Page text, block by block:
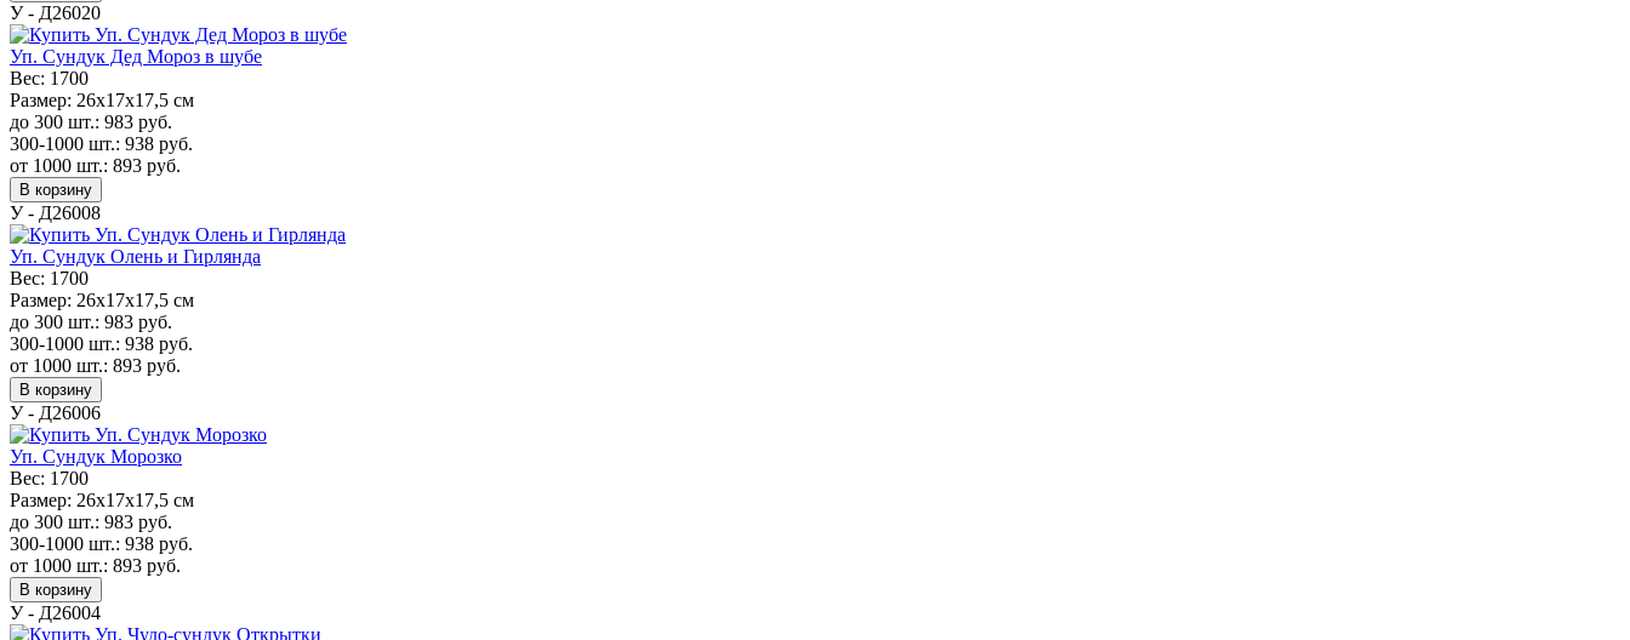
У - Д26020
Уп. Сундук Дед Мороз в шубе
Вес: 1700
Размер: 26х17х17,5 см
до 300 шт.: 983 руб.
300-1000 шт.: 938 руб.
от 1000 шт.: 893 руб.
В корзину
У - Д26008
Уп. Сундук Олень и Гирлянда
Вес: 1700
Размер: 26х17х17,5 см
до 300 шт.: 983 руб.
300-1000 шт.: 938 руб.
от 1000 шт.: 893 руб.
В корзину
У - Д26006
Уп. Сундук Морозко
Вес: 1700
Размер: 26х17х17,5 см
до 300 шт.: 983 руб.
300-1000 шт.: 938 руб.
от 1000 шт.: 893 руб.
В корзину
У - Д26004